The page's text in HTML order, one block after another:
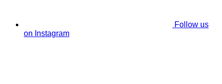
Follow us
on Instagram